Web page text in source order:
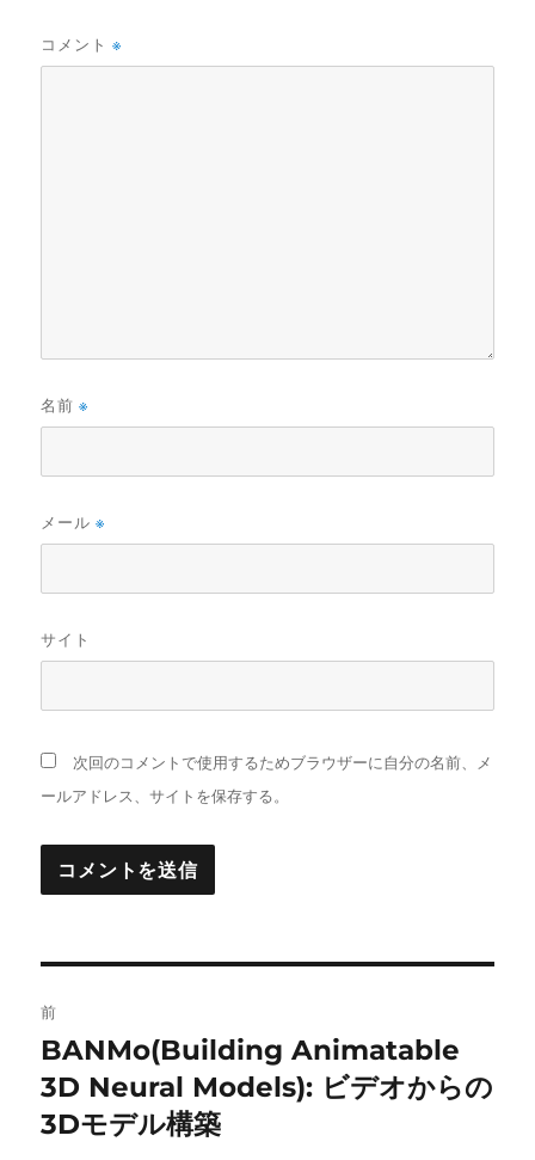
コメント※
名前※
メール※
サイト
次回のコメントで使用するためブラウザーに自分の名前、メ
ールアドレス、サイトを保存する。
稿
ナ
ビ
前
前
の
投
BANMo(Building Animatable
3D Neural Models): ビデオからの
3Dモデル構築